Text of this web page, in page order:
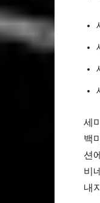
세
백
션
비
내